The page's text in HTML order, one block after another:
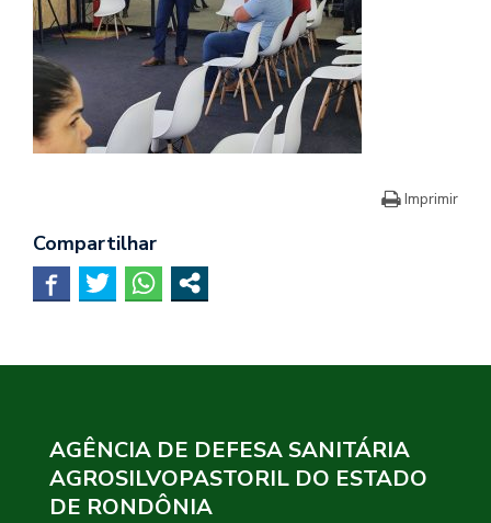
Imprimir
Compartilhar
AGÊNCIA DE DEFESA SANITÁRIA
AGROSILVOPASTORIL DO ESTADO
DE RONDÔNIA